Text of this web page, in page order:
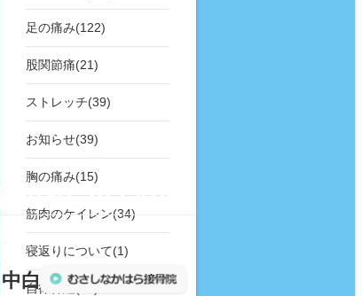
足の痛み(122)
股関節痛(21)
ストレッチ(39)
お知らせ(39)
胸の痛み(15)
筋肉のケイレン(34)
寝返りについて(1)
自律神経(25)
042-727-1988